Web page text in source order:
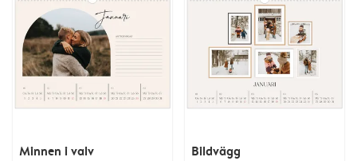
Minnen i valv Bildvägg